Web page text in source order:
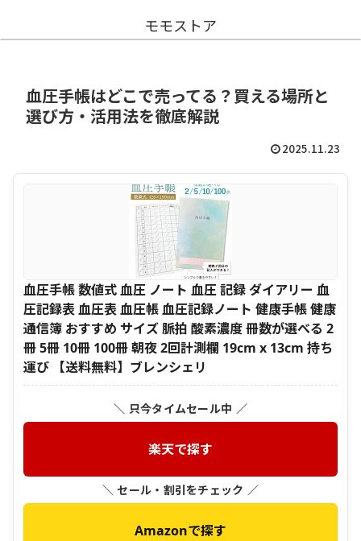
モモストア
血圧手帳はどこで売ってる？買える場所と
選び方・活用法を徹底解説
2025.11.23
血圧手帳 数値式 血圧 ノート 血圧 記録 ダイアリー 血
圧記録表 血圧表 血圧帳 血圧記録ノート 健康手帳 健康
通信簿 おすすめ サイズ 脈拍 酸素濃度 冊数が選べる 2
冊 5冊 10冊 100冊 朝夜 2回計測欄 19cm x 13cm 持ち
運び 【送料無料】ブレンシェリ
＼ 只今タイムセール中 ／
楽天で探す
＼ セール・割引をチェック ／
Amazonで探す